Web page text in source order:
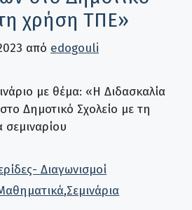
χρήση ΤΠΕ»
από edogouli
με θέμα: «Η Διδασκαλία
Δημοτικό Σχολείο με τη
Διαγωνισμοί
,Σεμινάρια